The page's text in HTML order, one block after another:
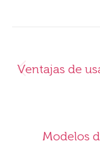
entre
Ventajas de
Modelos